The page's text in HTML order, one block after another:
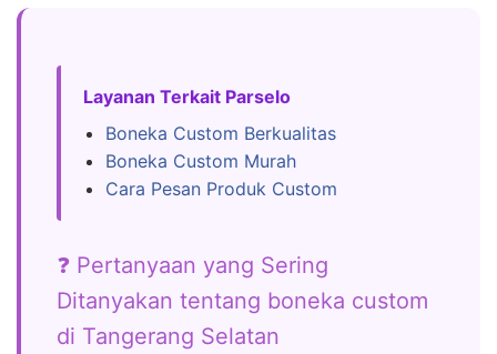
Layanan Terkait Parselo
Boneka Custom Berkualitas
Boneka Custom Murah
Cara Pesan Produk Custom
❓ Pertanyaan yang Sering
Ditanyakan tentang boneka custom
di Tangerang Selatan